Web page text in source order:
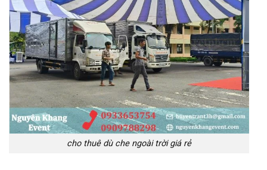
cho thuê dù che ngoài trời giá rẻ